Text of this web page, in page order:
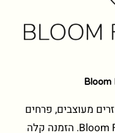
זרים מעוצבים, פרחים
טריים ומתנות ייחודיות – Bloom Flower. הזמנה קלה